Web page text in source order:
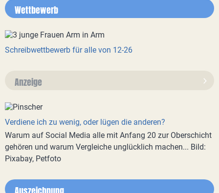
Wettbewerb
Schreibwettbewerb für alle von 12-26
Anzeige
Verdiene ich zu wenig, oder lügen die anderen?
Warum auf Social Media alle mit Anfang 20 zur Oberschicht
gehören und warum Vergleiche unglücklich machen... Bild:
Pixabay, Petfoto